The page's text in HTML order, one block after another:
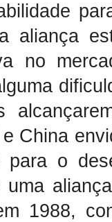
aliança
no
China
para o
1988,